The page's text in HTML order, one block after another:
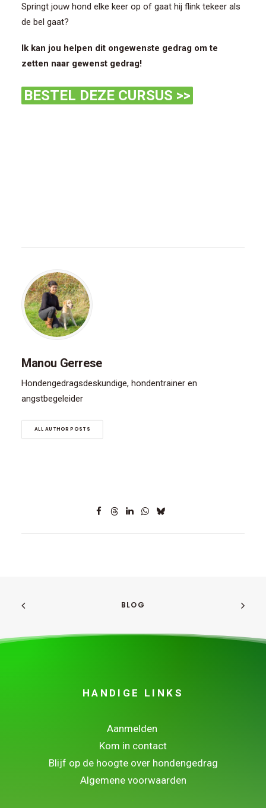
Springt jouw hond elke keer op of gaat hij flink tekeer als
de bel gaat?
Ik kan jou helpen dit ongewenste gedrag om te
zetten naar gewenst gedrag!
BESTEL DEZE CURSUS >>
Manou Gerrese
Hondengedragsdeskundige, hondentrainer en
angstbegeleider
ALL AUTHOR POSTS
BLOG
HANDIGE LINKS
Aanmelden
Kom in contact
Blijf op de hoogte over hondengedrag
Algemene voorwaarden